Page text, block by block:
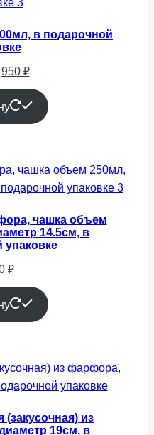
ТОВАР
в подарочной
Первоначальная
цена
составляла
1
950 ₽Текущая
цена:
950 ₽.
чашка объем
14.5см, в
упаковке
₽
(закусочная) из
19см, в